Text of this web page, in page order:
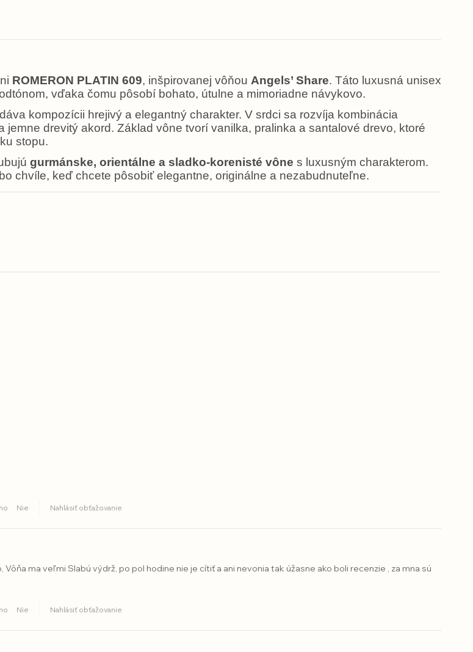
ROMERON PLATIN 609, inšpirovanej vôňou Angels’ Share. Táto luxusná unisex
vďaka čomu pôsobí bohato, útulne a mimoriadne návykovo.
kompozícii hrejivý a elegantný charakter. V srdci sa rozvíja kombinácia
drevitý akord. Základ vône tvorí vanilka, pralinka a santalové drevo, ktoré
stopu.
gurmánske, orientálne a sladko-korenisté vône s luxusným charakterom.
chvíle, keď chcete pôsobiť elegantne, originálne a nezabudnuteľne.
Nie Nahlásiť obťažovanie
ma veľmi Slabú výdrž, po pol hodine nie je cítiť a ani nevonia tak úžasne ako boli recenzie , za mna sú
Nie Nahlásiť obťažovanie